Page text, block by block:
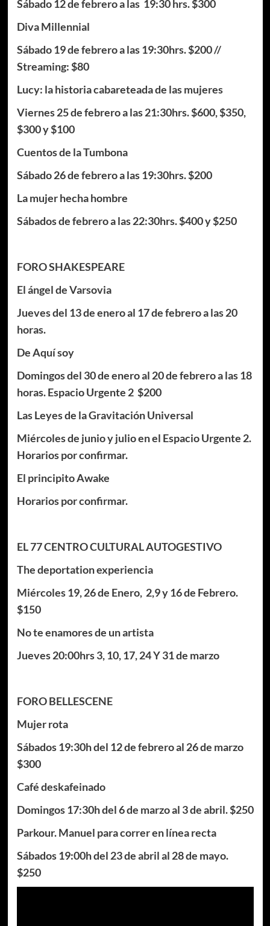
Sábado 12 de febrero a las 19:30 hrs. $300
Diva Millennial
Sábado 19 de febrero a las 19:30hrs. $200 //
Streaming: $80
Lucy: la historia cabareteada de las mujeres
Viernes 25 de febrero a las 21:30hrs. $600, $350,
$300 y $100
Cuentos de la Tumbona
Sábado 26 de febrero a las 19:30hrs. $200
La mujer hecha hombre
Sábados de febrero a las 22:30hrs. $400 y $250
FORO SHAKESPEARE
El ángel de Varsovia
Jueves del 13 de enero al 17 de febrero a las 20
horas.
De Aquí soy
Domingos del 30 de enero al 20 de febrero a las 18
horas. Espacio Urgente 2 $200
Las Leyes de la Gravitación Universal
Miércoles de junio y julio en el Espacio Urgente 2.
Horarios por confirmar.
El principito Awake
Horarios por confirmar.
EL 77 CENTRO CULTURAL AUTOGESTIVO
The deportation experiencia
Miércoles 19, 26 de Enero, 2,9 y 16 de Febrero.
$150
No te enamores de un artista
Jueves 20:00hrs 3, 10, 17, 24 Y 31 de marzo
FORO BELLESCENE
Mujer rota
Sábados 19:30h del 12 de febrero al 26 de marzo
$300
Café deskafeinado
Domingos 17:30h del 6 de marzo al 3 de abril. $250
Parkour. Manuel para correr en línea recta
Sábados 19:00h del 23 de abril al 28 de mayo.
$250